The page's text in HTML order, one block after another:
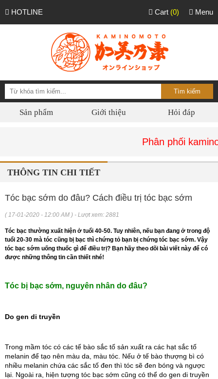
HOTLINE Menu
Cart (0)
Sản phẩm Giới thiệu Hỏi đáp
Phân phối
THÔNG TIN CHI TIẾT
Tóc bạc sớm do đâu? Cách điều trị tóc bạc sớm
( 17-01-2020 - 12:00 AM ) - Lượt xem: 2881
Tóc bạc thường xuất hiện ở tuổi 40-50. Tuy nhiên, nếu bạn đang ở trong độ
tuổi 20-30 mà tóc cũng bị bạc thì chứng tỏ bạn bị chứng tóc bạc sớm. Vậy
tóc bạc sớm uống thuốc gì để điều trị? Bạn hãy theo dõi bài viết này để có
được những thông tin cần thiết nhé!
Tóc bị bạc sớm, nguyên nhân do đâu?
Do gen di truyền
Trong mầm tóc có các tế bào sắc tố sản xuất ra các hạt sắc tố
melanin để tạo nên màu da, màu tóc. Nếu ở tế bào thượng bì có
nhiều melanin chứa các sắc tố đen thì tóc sẽ đen bóng và ngược
lại. Ngoài ra, hiện tượng tóc bạc sớm cũng có thể do gen di truyền